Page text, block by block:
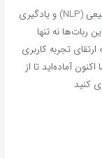
چت‌بات‌های هوشمند با بهره‌گیری از پردازش زبان طبیعی (NLP) و یادگیری
ربات‌ها نه تنها
ارتقای تجربه کاربری
آماده‌اید تا از
کنید